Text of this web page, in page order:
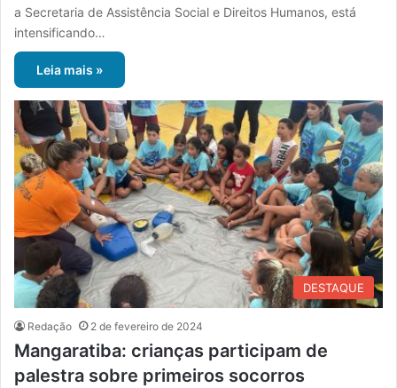
a Secretaria de Assistência Social e Direitos Humanos, está
intensificando…
Leia mais »
DESTAQUE
Redação 2 de fevereiro de 2024
Mangaratiba: crianças participam de
palestra sobre primeiros socorros